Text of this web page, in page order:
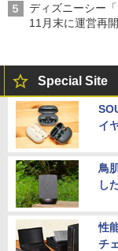
ディズニーシー
11月末に運営再
Special Site
イ
鳥
し
性
チ